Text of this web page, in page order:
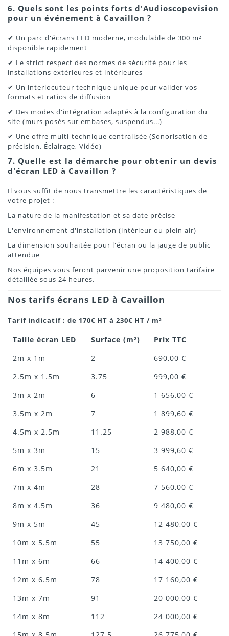
6. Quels sont les points forts d'Audioscopevision
pour un événement à Cavaillon ?
✔ Un parc d'écrans LED moderne, modulable de 300 m²
disponible rapidement
✔ Le strict respect des normes de sécurité pour les
installations extérieures et intérieures
✔ Un interlocuteur technique unique pour valider vos
formats et ratios de diffusion
✔ Des modes d'intégration adaptés à la configuration du
site (murs posés sur embases, suspendus...)
✔ Une offre multi-technique centralisée (Sonorisation de
précision, Éclairage, Vidéo)
7. Quelle est la démarche pour obtenir un devis
d'écran LED à Cavaillon ?
Il vous suffit de nous transmettre les caractéristiques de
votre projet :
La nature de la manifestation et sa date précise
L'environnement d'installation (intérieur ou plein air)
La dimension souhaitée pour l'écran ou la jauge de public
attendue
Nos équipes vous feront parvenir une proposition tarifaire
détaillée sous 24 heures.
Nos tarifs écrans LED à Cavaillon
Tarif indicatif : de 170€ HT à 230€ HT / m²
Taille écran LED Surface (m²)
Prix TTC
2m x 1m
2
690,00 €
2.5m x 1.5m
3.75
999,00 €
3m x 2m
6
1 656,00 €
3.5m x 2m
7
1 899,60 €
4.5m x 2.5m
11.25
2 988,00 €
5m x 3m
15
3 999,60 €
6m x 3.5m
21
5 640,00 €
7m x 4m
28
7 560,00 €
8m x 4.5m
36
9 480,00 €
9m x 5m
45
12 480,00 €
10m x 5.5m
55
13 750,00 €
11m x 6m
66
14 400,00 €
12m x 6.5m
78
17 160,00 €
13m x 7m
91
20 000,00 €
14m x 8m
112
24 000,00 €